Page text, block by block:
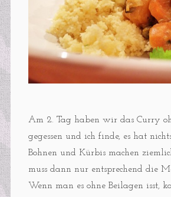
Am 2. Tag haben wir das Curry
gegessen und ich finde, es hat
Bohnen und Kürbis machen
muss dann nur entsprechend die
Wenn man es ohne Beilagen isst,